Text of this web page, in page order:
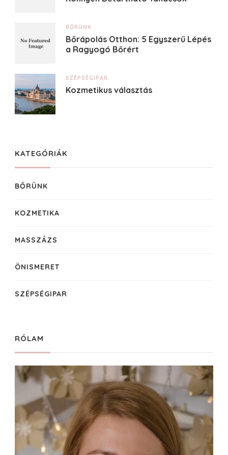
BŐRÜNK
Bőrápolás Otthon: 5 Egyszerű Lépés
a Ragyogó Bőrért
SZÉPSÉGIPAR
Kozmetikus választás
KATEGÓRIÁK
BŐRÜNK
KOZMETIKA
MASSZÁZS
ÖNISMERET
SZÉPSÉGIPAR
RÓLAM